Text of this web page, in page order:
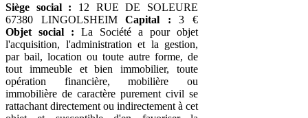
Siège social : 12 RUE DE SOLEURE
67380 LINGOLSHEIMCapital : 3 €
Objet social : La Société a pour objet
l'acquisition, l'administration et la gestion,
par bail, location ou toute autre forme, de
tout immeuble et bien immobilier, toute
opération financière, mobilière ou
immobilière de caractère purement civil se
rattachant directement ou indirectement à cet